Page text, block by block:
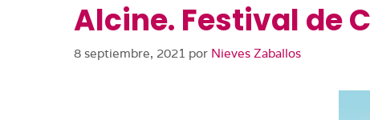
Alcine. Festival de
8 septiembre, 2021 por Nieves Zaballos